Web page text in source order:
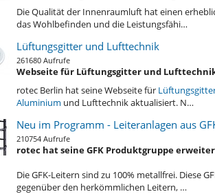
Die Qualität der Innenraumluft hat einen
das Wohlbefinden und die Leistungsfähi…
Lüftungsgitter und Lufttechnik
261680 Aufrufe
Webseite für Lüftungsgitter und
rotec Berlin hat seine Webseite für
Aluminium und Lufttechnik aktualisiert. N…
Neu im Programm - Leiteranlagen aus
210754 Aufrufe
rotec hat seine GFK Produktgruppe
Die GFK-Leitern sind zu 100% metallfrei. Diese
gegenüber den herkömmlichen Leitern, …